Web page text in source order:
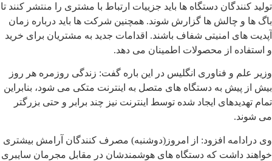
تولید کنندگان دستگاه ها باید جزییات ارتباط با مشتری را منتشر کنند تا
باگ ها و چالش ها گزارش شوند. همچنین شرکت ها باید درباره زمان
آپدیت های امنیتی شفاف باشند. اقدامات جدید به مشتریان برای خرید
و استفاده از محصولات اطمینان می دهد.
وزیر علم و فناوری انگلیس در این باره گفت: زندگی روزمره هر روز
بیش از پیش به دستگاه های متصل به اینترنت متکی می شود، بنابراین
تمام تهدیدهای ایجاد شده توسط اینترنت نیز چند برابر و حتی بزرگتر
می شوند.
وی درادامه افزود: از امروز(دوشنبه) مصرف کنندگان آرامش بیشتری
خواهند داشت که دستگاه های هوشمندشان در مقابل مجرمان سایبری